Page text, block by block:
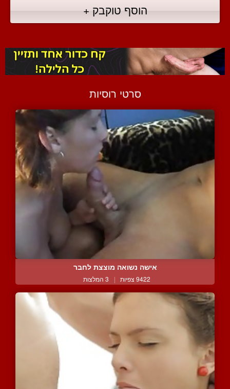
הוסף טוקבק +
סרטי רוסיות
אישה נשואה מוצצת לחבר
9422 צפיות | 3 המלצות